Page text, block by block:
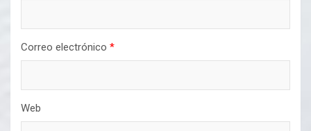
Correo electrónico *
Web